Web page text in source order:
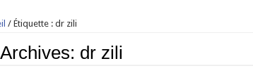
/ Étiquette : dr zili
dr zili